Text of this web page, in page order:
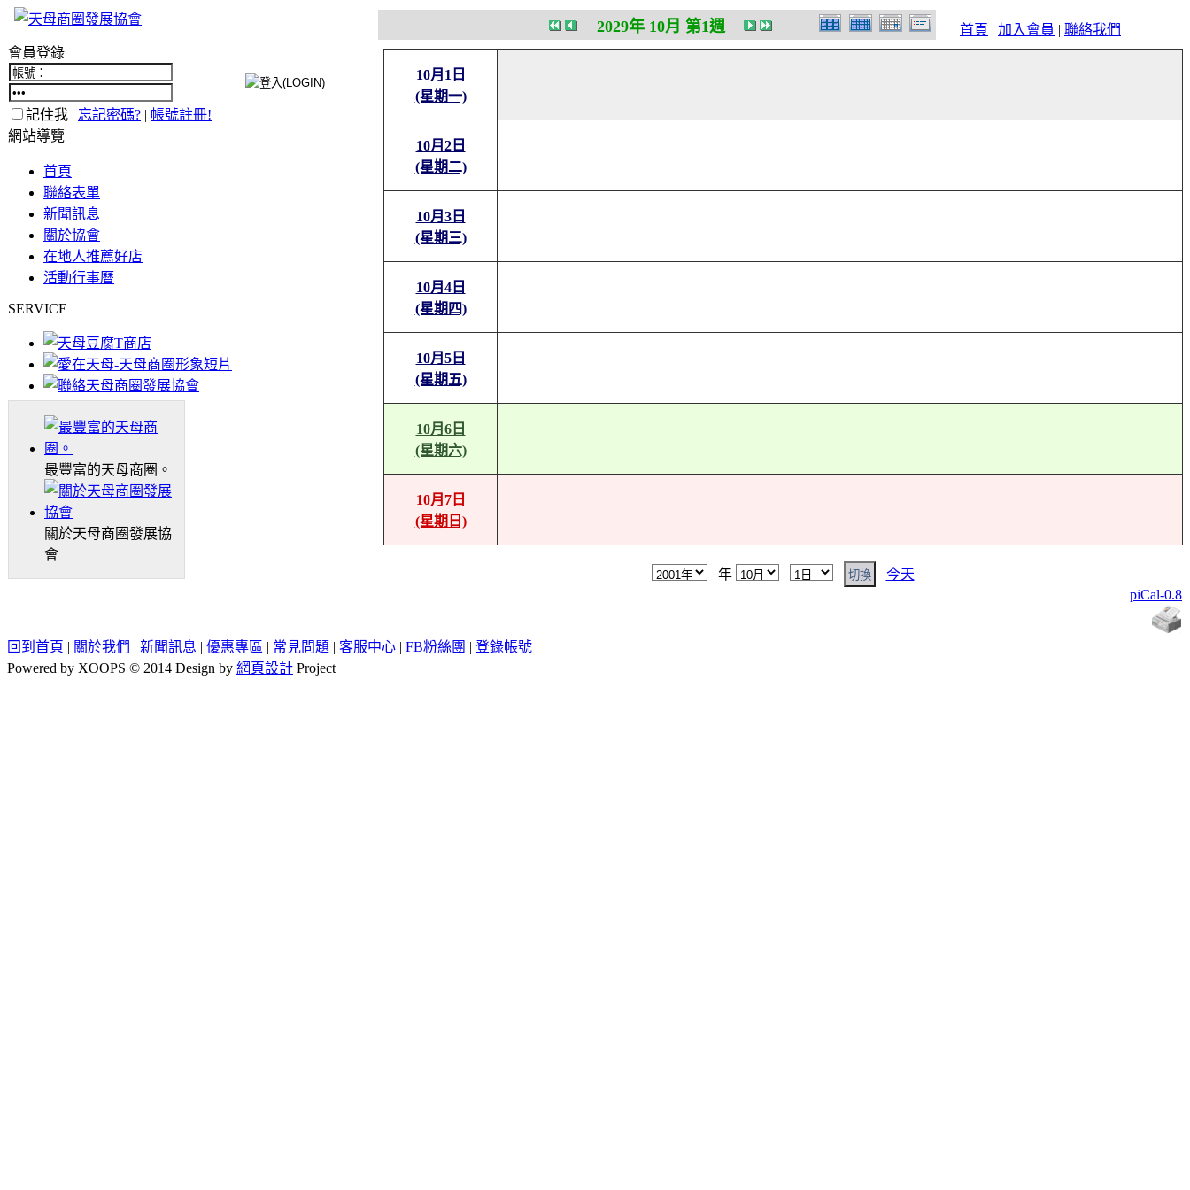
首頁 | 加入會員 | 聯絡我們
會員登錄
記住我 | 忘記密碼? | 帳號註冊!
網站導覽
首頁
聯絡表單
新聞訊息
關於協會
在地人推薦好店
活動行事曆
SERVICE
最豐富的天母商圈。
關於天母商圈發展協
會
2029年 10月 第1週
10月1日
(星期一)
10月2日
(星期二)
10月3日
(星期三)
10月4日
(星期四)
10月5日
(星期五)
10月6日
(星期六)
10月7日
(星期日)
年
今天
piCal-0.8
回到首頁 | 關於我們 | 新聞訊息 | 優惠專區 | 常見問題 | 客服中心 | FB粉絲團 | 登錄帳號
Powered by XOOPS © 2014 Design by 網頁設計 Project